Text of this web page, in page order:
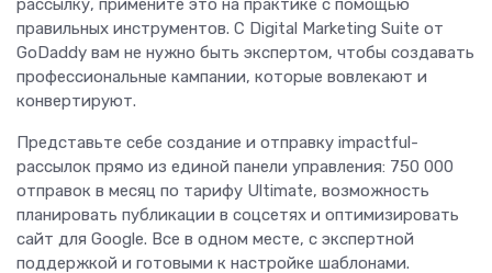
рассылку, примените это на практике с помощью
правильных инструментов. С Digital Marketing Suite от
GoDaddy вам не нужно быть экспертом, чтобы создавать
профессиональные кампании, которые вовлекают и
конвертируют.
Представьте себе создание и отправку impactful-
рассылок прямо из единой панели управления: 750 000
отправок в месяц по тарифу Ultimate, возможность
планировать публикации в соцсетях и оптимизировать
сайт для Google. Все в одном месте, с экспертной
поддержкой и готовыми к настройке шаблонами.